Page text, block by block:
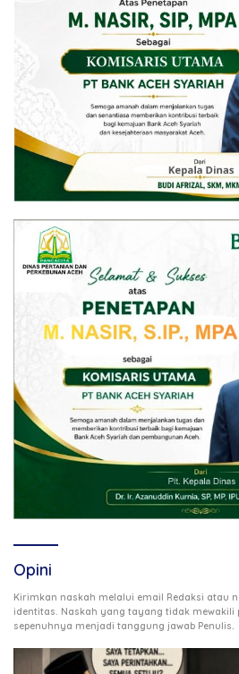
Opini
Kirimkan naskah melalui email Redaksi atau
identitas. Naskah yang tayang tidak mewakili
sepenuhnya menjadi tanggung jawab Penulis